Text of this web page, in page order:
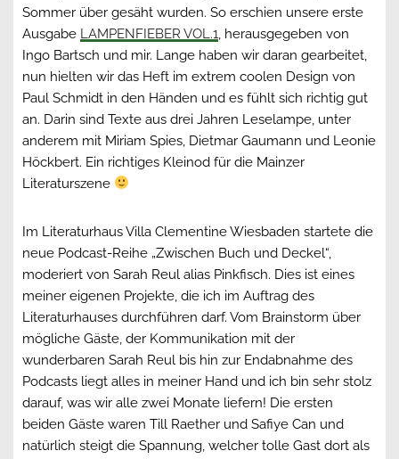
Sommer über gesäht wurden. So erschien unsere erste
Ausgabe LAMPENFIEBER VOL.1, herausgegeben von
Ingo Bartsch und mir. Lange haben wir daran gearbeitet,
nun hielten wir das Heft im extrem coolen Design von
Paul Schmidt in den Händen und es fühlt sich richtig gut
an. Darin sind Texte aus drei Jahren Leselampe, unter
anderem mit Miriam Spies, Dietmar Gaumann und Leonie
Höckbert. Ein richtiges Kleinod für die Mainzer
Literaturszene
Im Literaturhaus Villa Clementine Wiesbaden startete die
neue Podcast-Reihe „Zwischen Buch und Deckel“,
moderiert von Sarah Reul alias Pinkfisch. Dies ist eines
meiner eigenen Projekte, die ich im Auftrag des
Literaturhauses durchführen darf. Vom Brainstorm über
mögliche Gäste, der Kommunikation mit der
wunderbaren Sarah Reul bis hin zur Endabnahme des
Podcasts liegt alles in meiner Hand und ich bin sehr stolz
darauf, was wir alle zwei Monate liefern! Die ersten
beiden Gäste waren Till Raether und Safiye Can und
natürlich steigt die Spannung, welcher tolle Gast dort als